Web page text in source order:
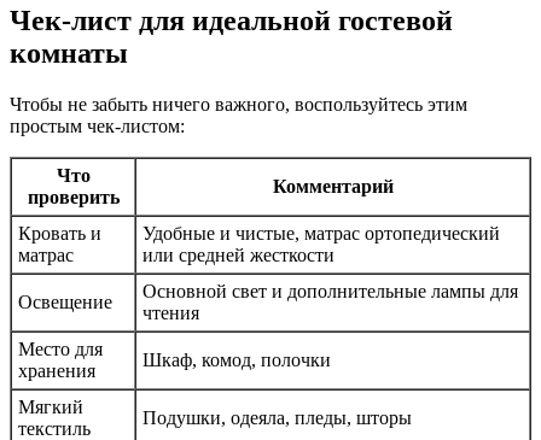
Чек-лист для идеальной гостевой
комнаты
Чтобы не забыть ничего важного, воспользуйтесь этим
простым чек-листом:
Что
проверить
Комментарий
Кровать и
матрас
Удобные и чистые, матрас ортопедический
или средней жесткости
Освещение
Основной свет и дополнительные лампы для
чтения
Место для
хранения
Шкаф, комод, полочки
Мягкий
текстиль
Подушки, одеяла, пледы, шторы